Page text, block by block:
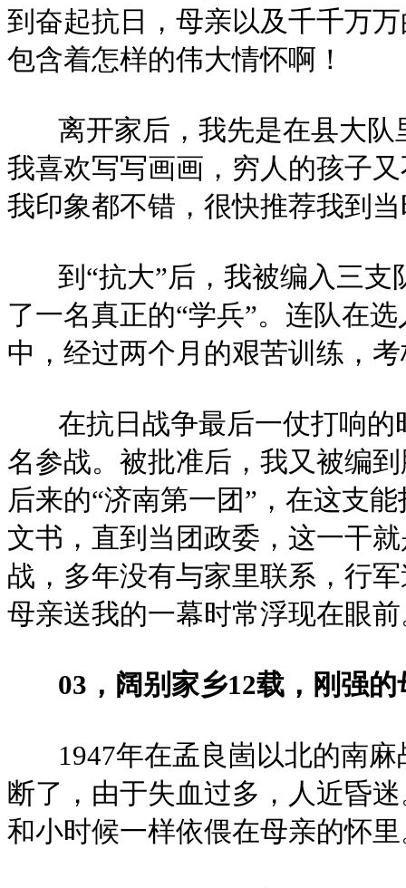
到奋起抗日，母亲以及千千万
包含着怎样的伟大情怀啊！
离开家后，我先是在县大队
我喜欢写写画画，穷人的孩子
我印象都不错，很快推荐我到
到“抗大”后，我被编入三支
了一名真正的“学兵”。连队在
中，经过两个月的艰苦训练，
在抗日战争最后一仗打响的
名参战。被批准后，我又被编
后来的“济南第一团”，在这支
文书，直到当团政委，这一干
战，多年没有与家里联系，行
母亲送我的一幕时常浮现在眼
03，阔别家乡12载，刚强
1947年在孟良崮以北的南麻
断了，由于失血过多，人近昏
和小时候一样依偎在母亲的怀